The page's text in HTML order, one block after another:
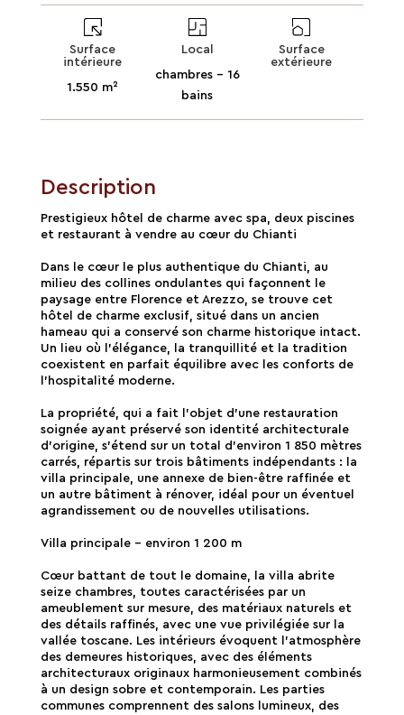
Surface
intérieure
1.550 m²
Local
chambres - 16
bains
Surface
extérieure
Description
Prestigieux hôtel de charme avec spa, deux piscines
et restaurant à vendre au cœur du Chianti
Dans le cœur le plus authentique du Chianti, au
milieu des collines ondulantes qui façonnent le
paysage entre Florence et Arezzo, se trouve cet
hôtel de charme exclusif, situé dans un ancien
hameau qui a conservé son charme historique intact.
Un lieu où l'élégance, la tranquillité et la tradition
coexistent en parfait équilibre avec les conforts de
l'hospitalité moderne.
La propriété, qui a fait l'objet d'une restauration
soignée ayant préservé son identité architecturale
d'origine, s'étend sur un total d'environ 1 850 mètres
carrés, répartis sur trois bâtiments indépendants : la
villa principale, une annexe de bien-être raffinée et
un autre bâtiment à rénover, idéal pour un éventuel
agrandissement ou de nouvelles utilisations.
Villa principale - environ 1 200 m
Cœur battant de tout le domaine, la villa abrite
seize chambres, toutes caractérisées par un
ameublement sur mesure, des matériaux naturels et
des détails raffinés, avec une vue privilégiée sur la
vallée toscane. Les intérieurs évoquent l'atmosphère
des demeures historiques, avec des éléments
architecturaux originaux harmonieusement combinés
à un design sobre et contemporain. Les parties
communes comprennent des salons lumineux, des